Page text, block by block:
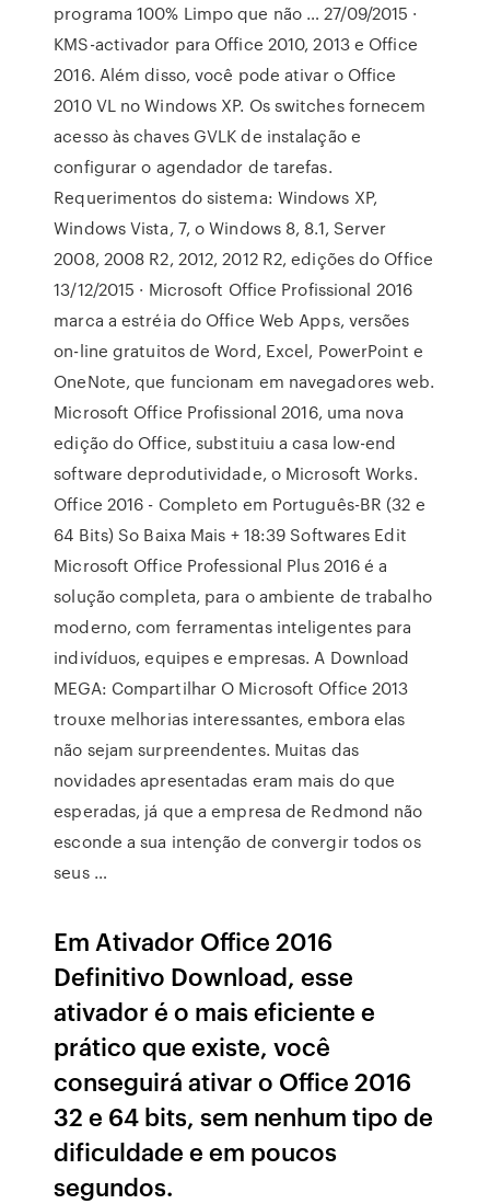
programa 100% Limpo que não … 27/09/2015 ·
KMS-activador para Office 2010, 2013 e Office
2016. Além disso, você pode ativar o Office
2010 VL no Windows XP. Os switches fornecem
acesso às chaves GVLK de instalação e
configurar o agendador de tarefas.
Requerimentos do sistema: Windows XP,
Windows Vista, 7, o Windows 8, 8.1, Server
2008, 2008 R2, 2012, 2012 R2, edições do Office
13/12/2015 · Microsoft Office Profissional 2016
marca a estréia do Office Web Apps, versões
on-line gratuitos de Word, Excel, PowerPoint e
OneNote, que funcionam em navegadores web.
Microsoft Office Profissional 2016, uma nova
edição do Office, substituiu a casa low-end
software deprodutividade, o Microsoft Works.
Office 2016 - Completo em Português-BR (32 e
64 Bits) So Baixa Mais + 18:39 Softwares Edit
Microsoft Office Professional Plus 2016 é a
solução completa, para o ambiente de trabalho
moderno, com ferramentas inteligentes para
indivíduos, equipes e empresas. A Download
MEGA: Compartilhar O Microsoft Office 2013
trouxe melhorias interessantes, embora elas
não sejam surpreendentes. Muitas das
novidades apresentadas eram mais do que
esperadas, já que a empresa de Redmond não
esconde a sua intenção de convergir todos os
seus …
Em Ativador Office 2016
Definitivo Download, esse
ativador é o mais eficiente e
prático que existe, você
conseguirá ativar o Office 2016
32 e 64 bits, sem nenhum tipo de
dificuldade e em poucos
segundos.